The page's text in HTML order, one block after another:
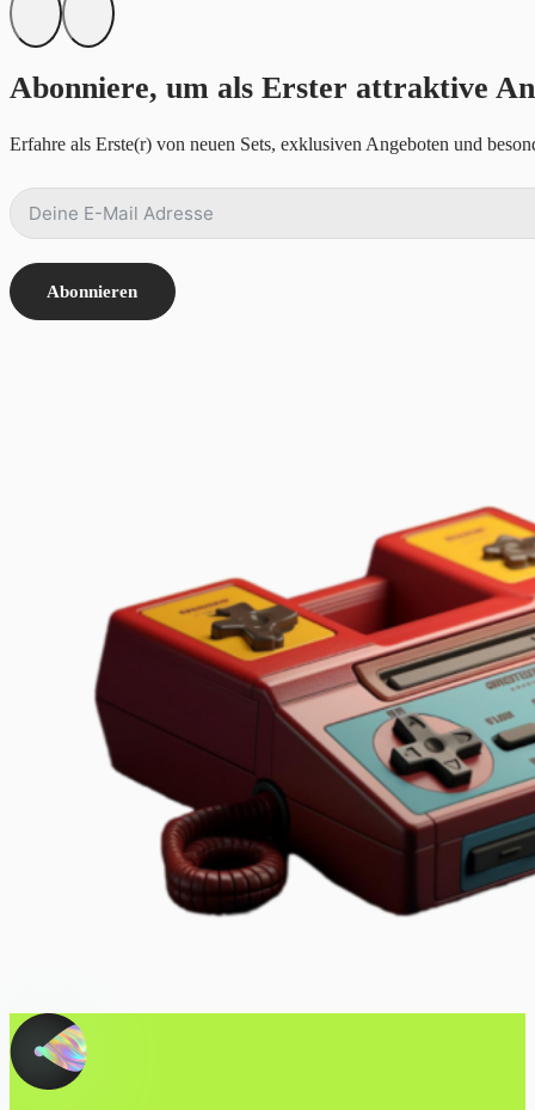
Abonniere, um als Erster attraktive
Erfahre als Erste(r) von neuen Sets, exklusiven Angeboten und
Abonnieren